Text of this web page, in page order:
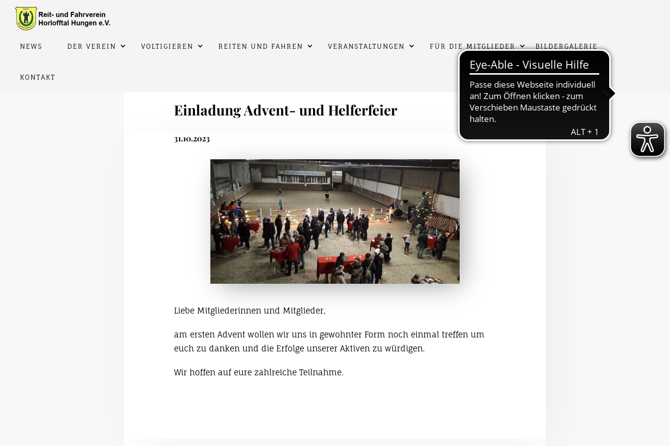
NEWS DER VEREIN VOLTIGIEREN REITEN UND FAHREN VERANSTALTUNGEN FÜR DIE MITGLIEDER BILDERGALERIE
KONTAKT
Einladung Advent- und Helferfeier
31.10.2023
Liebe Mitgliederinnen und Mitglieder,
am ersten Advent wollen wir uns in gewohnter Form noch einmal treffen um
euch zu danken und die Erfolge unserer Aktiven zu würdigen.
Wir hoffen auf eure zahlreiche Teilnahme.